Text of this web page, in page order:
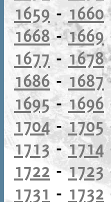
1659- 1660
1668-1669
1677 - 1678
1686 - 1687
1695-1696
1704-1705
1713-1714
1722 -1723
1731 - 1732